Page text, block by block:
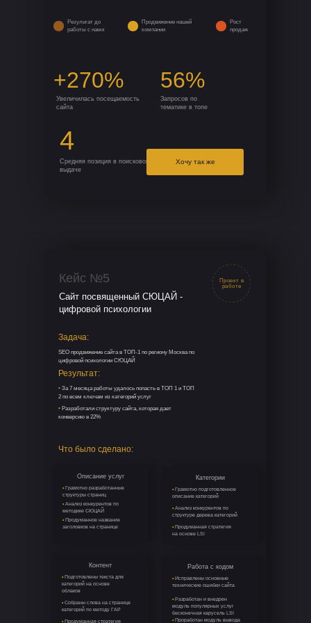
4
Средняя позиция в поисковой
выдаче
56%
Запросов по
тематике в топе
+270%
Увеличилась посещаемость
сайта
Продвижение нашей
компании
Рост
продаж
Результат до
работы с нами
Хочу так же
Кейс №5
Задача:
SEO продвижение сайта в ТОП-1 по региону Москва по
цифровой психологии СЮЦАЙ
Результат:
• За 7 месяца работы удалось попасть в ТОП 1 и ТОП
2 по всем ключам из категорий услуг
• Разработали структуру сайта, которая дает
конверсию в 22%
Что было сделано:
Описание услуг
• Грамотно разработанные
структуры страниц
• Анализ конкурентов по
методике СЮЦАЙ
• Продуманное название
заголовков на странице
Категории
• Грамотно подготовленное
описание категорий
• Анализ конкурентов по
структуре дерева категорий
• Продуманная стратегия
на основе LSI
Контент
• Подготовлены текста для
категорий на основе
облаков
• Собраны слова на странице
категорий по методу ГАР
• Продуманная стратегия
Работа с кодом
• Исправлены основные
технические ошибки сайта
• Разработан и внедрен
модуль популярных услуг
бесконечная карусель LSI
• Проработан модуль вывода
Проект в
работе
Сайт посвященный СЮЦАЙ -
цифровой психологии